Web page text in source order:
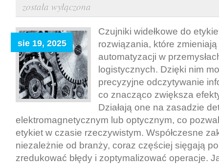
została wyłączona
sie 19, 2025
Czujniki widełkowe do
rozwiązania, które
automatyzacji w
logistycznych. Dzięki nim
precyzyjne odczytywanie
co znacząco zwiększa
Działają one na zasadzie
elektromagnetycznym lub optycznym, co
etykiet w czasie rzeczywistym. Współczesne
niezależnie od branży, coraz częściej sięgają
zredukować błędy i zoptymalizować operacje.